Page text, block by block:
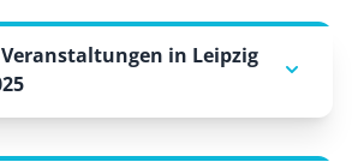
in Leipzig